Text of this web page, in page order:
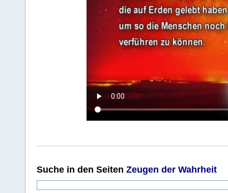
Suche in den Seiten Zeugen der Wahrheit